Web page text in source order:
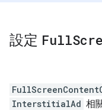
設定 Full
InterstitialAd 相